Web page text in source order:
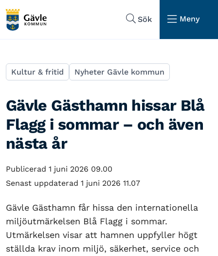
Sök
Meny
Kultur & fritid Nyheter Gävle kommun
Gävle Gästhamn hissar Blå
Flagg i sommar – och även
nästa år
Publicerad 1 juni 2026 09.00
Senast uppdaterad 1 juni 2026 11.07
Gävle Gästhamn får hissa den internationella
miljöutmärkelsen Blå Flagg i sommar.
Utmärkelsen visar att hamnen uppfyller högt
ställda krav inom miljö, säkerhet, service och